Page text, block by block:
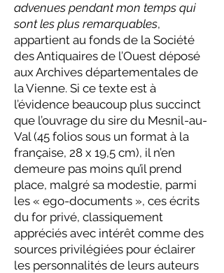
advenues pendant mon temps qui
sont les plus remarquables,
appartient au fonds de la Société
des Antiquaires de l’Ouest déposé
aux Archives départementales de
la Vienne. Si ce texte est à
l’évidence beaucoup plus succinct
que l’ouvrage du sire du Mesnil-au-
Val (45 folios sous un format à la
française, 28 x 19,5 cm), il n’en
demeure pas moins qu’il prend
place, malgré sa modestie, parmi
les « ego-documents », ces écrits
du for privé, classiquement
appréciés avec intérêt comme des
sources privilégiées pour éclairer
les personnalités de leurs auteurs